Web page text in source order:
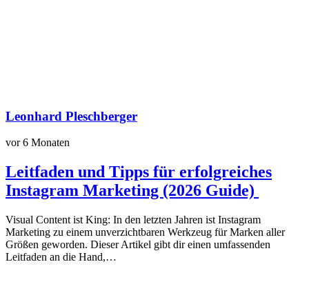
Leonhard Pleschberger
vor 6 Monaten
Leitfaden und Tipps für erfolgreiches
Instagram Marketing (2026 Guide)
Visual Content ist King: In den letzten Jahren ist Instagram
Marketing zu einem unverzichtbaren Werkzeug für Marken aller
Größen geworden. Dieser Artikel gibt dir einen umfassenden
Leitfaden an die Hand,…